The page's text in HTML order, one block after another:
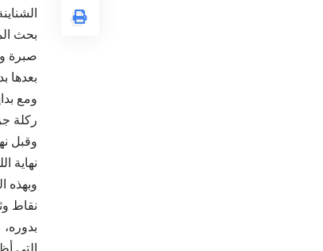
بحث
بعدها
ومع
ركلة
وقبل
نهاية
نقاط وثالثاً بوتان
التي